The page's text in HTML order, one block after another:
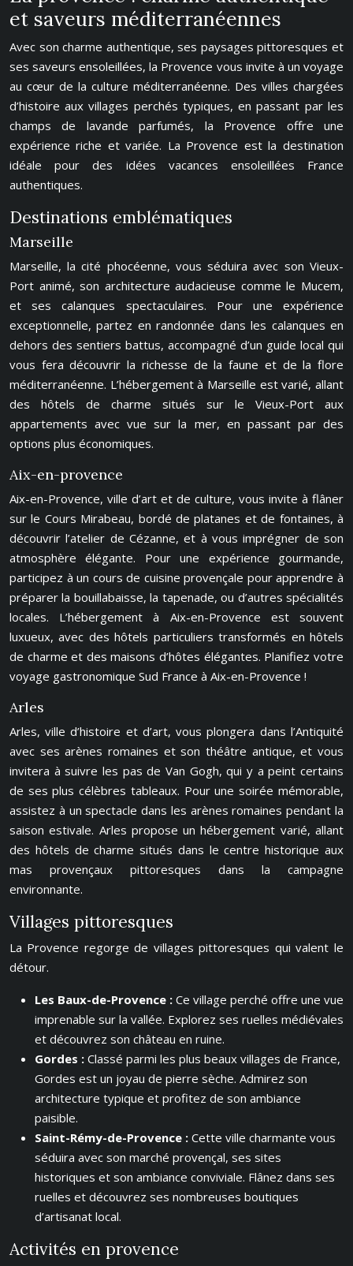
et saveurs méditerranéennes
Avec son charme authentique, ses paysages pittoresques et
ses saveurs ensoleillées, la Provence vous invite à un voyage
au cœur de la culture méditerranéenne. Des villes chargées
d’histoire aux villages perchés typiques, en passant par les
champs de lavande parfumés, la Provence offre une
expérience riche et variée. La Provence est la destination
idéale pour des idées vacances ensoleillées France
authentiques.
Destinations emblématiques
Marseille
Marseille, la cité phocéenne, vous séduira avec son Vieux-
Port animé, son architecture audacieuse comme le Mucem,
et ses calanques spectaculaires. Pour une expérience
exceptionnelle, partez en randonnée dans les calanques en
dehors des sentiers battus, accompagné d’un guide local qui
vous fera découvrir la richesse de la faune et de la flore
méditerranéenne. L’hébergement à Marseille est varié, allant
des hôtels de charme situés sur le Vieux-Port aux
appartements avec vue sur la mer, en passant par des
options plus économiques.
Aix-en-provence
Aix-en-Provence, ville d’art et de culture, vous invite à flâner
sur le Cours Mirabeau, bordé de platanes et de fontaines, à
découvrir l’atelier de Cézanne, et à vous imprégner de son
atmosphère élégante. Pour une expérience gourmande,
participez à un cours de cuisine provençale pour apprendre à
préparer la bouillabaisse, la tapenade, ou d’autres spécialités
locales. L’hébergement à Aix-en-Provence est souvent
luxueux, avec des hôtels particuliers transformés en hôtels
de charme et des maisons d’hôtes élégantes. Planifiez votre
voyage gastronomique Sud France à Aix-en-Provence !
Arles
Arles, ville d’histoire et d’art, vous plongera dans l’Antiquité
avec ses arènes romaines et son théâtre antique, et vous
invitera à suivre les pas de Van Gogh, qui y a peint certains
de ses plus célèbres tableaux. Pour une soirée mémorable,
assistez à un spectacle dans les arènes romaines pendant la
saison estivale. Arles propose un hébergement varié, allant
des hôtels de charme situés dans le centre historique aux
mas provençaux pittoresques dans la campagne
environnante.
Villages pittoresques
La Provence regorge de villages pittoresques qui valent le
détour.
Les Baux-de-Provence : Ce village perché offre une vue
imprenable sur la vallée. Explorez ses ruelles médiévales
et découvrez son château en ruine.
Gordes : Classé parmi les plus beaux villages de France,
Gordes est un joyau de pierre sèche. Admirez son
architecture typique et profitez de son ambiance
paisible.
Saint-Rémy-de-Provence : Cette ville charmante vous
séduira avec son marché provençal, ses sites
historiques et son ambiance conviviale. Flânez dans ses
ruelles et découvrez ses nombreuses boutiques
d’artisanat local.
Activités en provence